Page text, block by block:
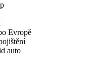
Evropě
auto